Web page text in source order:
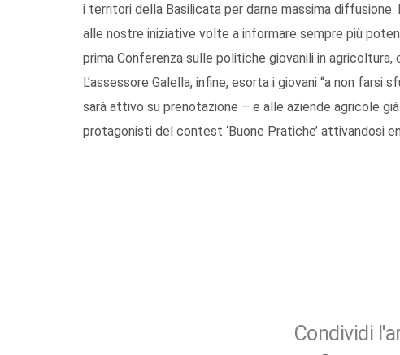
i territori della Basilicata per darne massima
alle nostre iniziative volte a informare sempre più
prima Conferenza sulle politiche giovanili in agricoltura,
L’assessore Galella, infine, esorta i giovani “a non farsi
sarà attivo su prenotazione – e alle aziende agricole
protagonisti del contest ‘Buone Pratiche’ attivandosi
Condividi